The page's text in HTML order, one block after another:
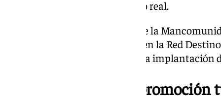
mercado y peticiones en tiempo real.
Por otro lado, han recordado que la
gestor responsable del destino en la Red
actualidad, está trabajando en la implantación
Digitalización de la promoción